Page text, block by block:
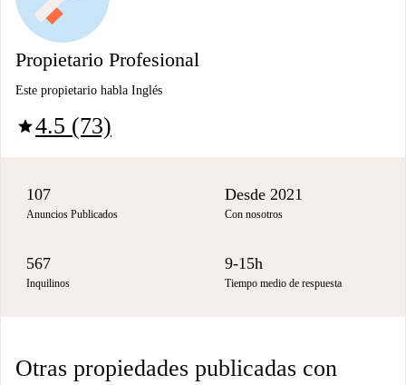
Propietario Profesional
Este propietario habla Inglés
star4.5 (73)
107
Anuncios Publicados
Desde 2021
Con nosotros
567
Inquilinos
9-15h
Tiempo medio de respuesta
Otras propiedades publicadas con